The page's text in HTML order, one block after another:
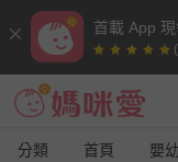
首載 App
分類 首頁 嬰幼